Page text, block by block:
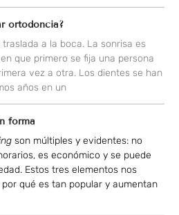
ortodoncia?
a la boca. La sonrisa es
que primero se fija una persona
vez a otra. Los dientes se han
años en un
forma
son múltiples y evidentes: no
es económico y se puede
Estos tres elementos nos
qué es tan popular y aumentan